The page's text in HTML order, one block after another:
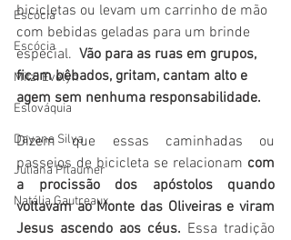
Escócia
Escócia
Mitzi Evelyn
Eslováquia
Dayane Silva
Juliana Pflaumer
Natália Gautreaux
bicicletas ou levam um carrinho de mão
com bebidas geladas para um brinde
especial. Vão para as ruas em grupos,
ficam bêbados, gritam, cantam alto e
agem sem nenhuma responsabilidade.
Dizem que essas caminhadas ou
passeios de bicicleta se relacionam com
a procissão dos apóstolos quando
voltavam ao Monte das Oliveiras e viram
Jesus ascendo aos céus. Essa tradição